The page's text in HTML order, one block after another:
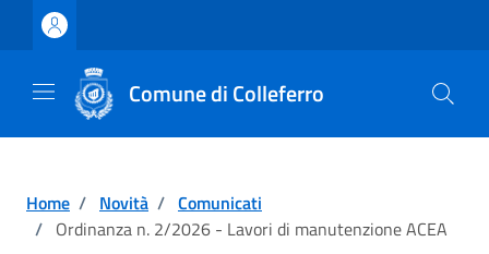
Vai ai contenuti
Vai al footer
Comune di Colleferro
Home / Novità / Comunicati
/ Ordinanza n. 2/2026 - Lavori di manutenzione ACEA